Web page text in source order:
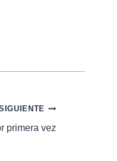
primera vez